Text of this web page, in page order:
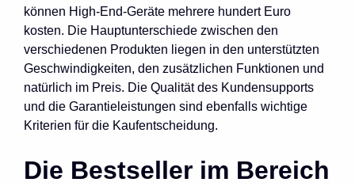
können High-End-Geräte mehrere hundert Euro
kosten. Die Hauptunterschiede zwischen den
verschiedenen Produkten liegen in den unterstützten
Geschwindigkeiten, den zusätzlichen Funktionen und
natürlich im Preis. Die Qualität des Kundensupports
und die Garantieleistungen sind ebenfalls wichtige
Kriterien für die Kaufentscheidung.
Die Bestseller im Bereich